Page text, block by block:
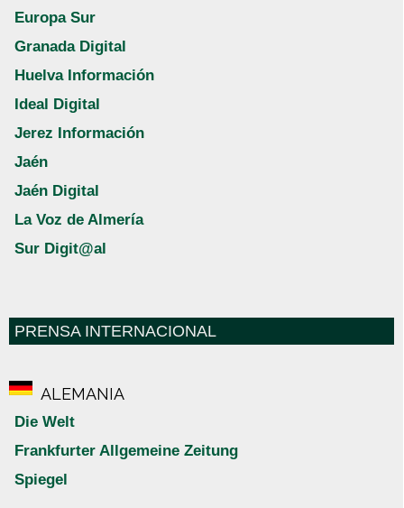
Europa Sur
Granada Digital
Huelva Información
Ideal Digital
Jerez Información
Jaén
Jaén Digital
La Voz de Almería
Sur Digit@al
PRENSA INTERNACIONAL
ALEMANIA
Die Welt
Frankfurter Allgemeine Zeitung
Spiegel